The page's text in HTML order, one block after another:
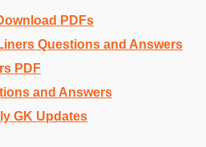
PDFs
Questions and Answers
PDF
and Answers
GK Updates